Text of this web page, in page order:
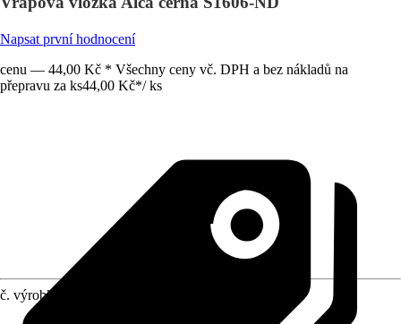
Napsat první hodnocení
cenu — 44,00 Kč * Všechny ceny vč. DPH a bez nákladů na
přepravu za ks44,00 Kč*/ ks
č. výrobku